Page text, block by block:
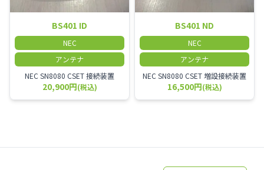
BS401 ID
NEC
アンテナ
NEC SN8080 CSET 接続装置
20,900円(税込)
BS401 ND
NEC
アンテナ
NEC SN8080 CSET 増設接続装置
16,500円(税込)